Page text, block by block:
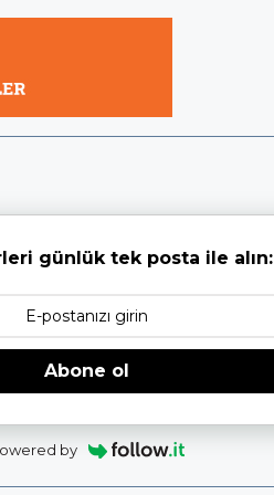
günlük tek posta ile alın:
Abone ol
by